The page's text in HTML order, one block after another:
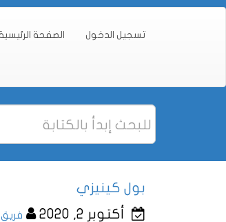
الصفحة الرئيسية تسجيل الدخول
بول كينيزي
أكتوبر 2, 2020
فريق